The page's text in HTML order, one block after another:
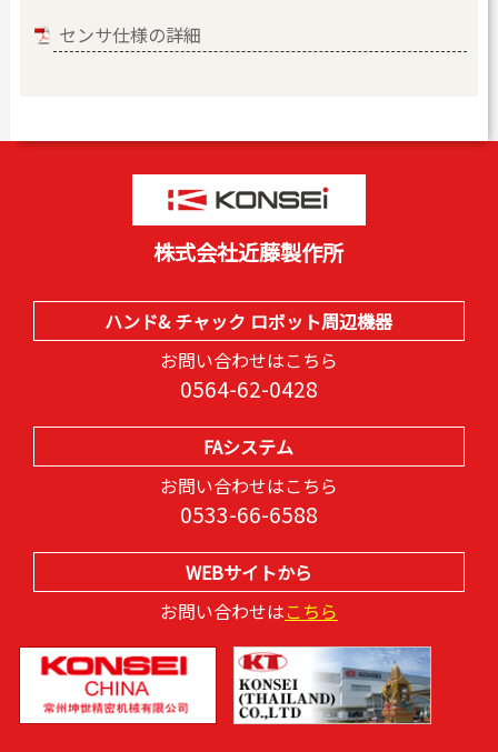
センサ仕様の詳細
株式会社近藤製作所
ハンド& チャック ロボット周辺機器
お問い合わせはこちら
0564-62-0428
FAシステム
お問い合わせはこちら
0533-66-6588
WEBサイトから
お問い合わせはこちら